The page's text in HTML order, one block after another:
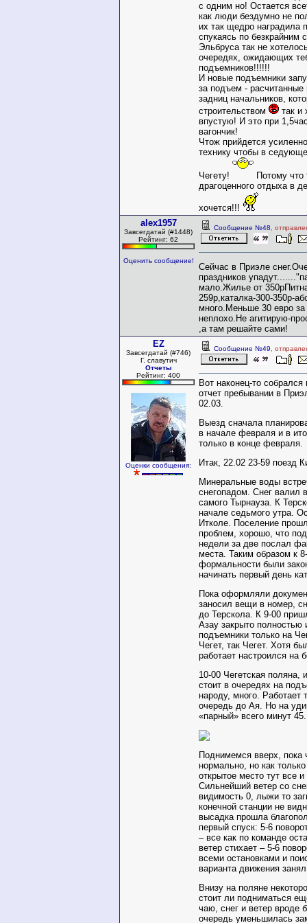
с одним но! Остается
как люди бездумно не
их так щедро наградила
спукаясь по безкрайним
Эльбруса так не
очередях, ожидающих
подъемников!!!!!!
И новые подъемники
за подъем - расчитанные
задниц начальников,
строительством
так и
впустую! И это при
вагончик!
Чтож прийдется
технику чтобы в
Чегету!
Потому что
драгоценного отдыха в
хочется!!!
alex1957
Завсегдатай (#1448)
Рейтинг: 62
Оценить сообщение!
Сообщение №48 ,
Сейчас в Приэле
праздников
мало.Жилье от
259р,каталка-300-350р-
много.Меньше 30 евро за
неплохо.Не агитирую-
,а там решайте сами!
EZ
Завсегдатай (#746)
Г. славутич
Отчеты
Рейтинг: 400
Оценки сообщения:
Сообщение №49 ,
Вот наконец-то
отчет пребывании в
02.03.
Выезд сначала
в начале февраля и в
только в конце февраля.
Итак, 22.02 23-59 поезд
Минеральные воды
снегопадом. Снег валил
самого Тырнауза. К
начале седьмого утра.
Итколе. Поселение
проблем, хорошо, что
недели за две послал
места. Таким образом к
формальности были
начинать первый день
Пока оформляли
заносил вещи в номер,
до Терскола. К 9-00
Азау закрыто полностью
подъемники только на
Чегет, так Чегет. Хотя
работает настроился на
10-00 Чегетская поляна,
стоит в очередях на
народу, много. Работает
очередь до Ая. Но на
«парный» всего минут
Поднимемся вверх, пока
нормально, но как
открытое место тут все
Сильнейший ветер со
видимость 0, лыжи то
конечной станции не
высадка прошла
первый спуск: 5-6
– все как по команде
ветер стихает – 5-6
всеми остановками и
варианта движения
Внизу на поляне
стоит ли подниматься
чаю, снег и ветер вроде
очередь уменьшилась